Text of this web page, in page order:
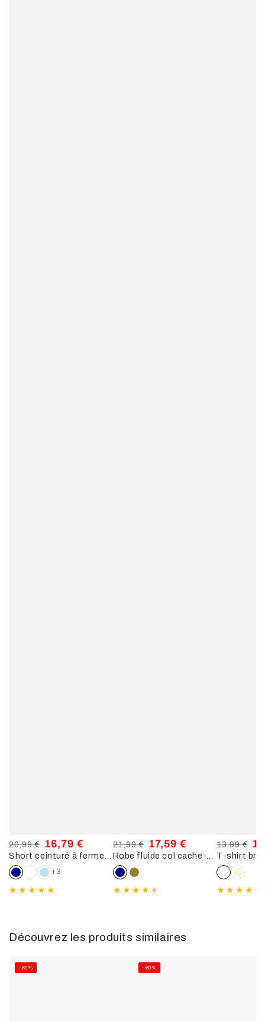
Prix
normal
20,99 €
Prix
de
vente
16,79 €
+3
Prix
normal
21,99 €
Prix
17,59 €
Prix
normal
13,99 €
Découvrez les produits similaires
–60% –60%